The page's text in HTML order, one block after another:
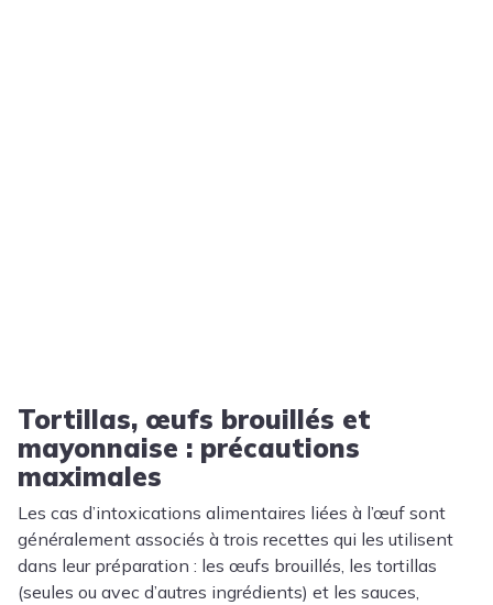
Tortillas, œufs brouillés et
mayonnaise : précautions
maximales
Les cas d’intoxications alimentaires liées à l’œuf sont
généralement associés à trois recettes qui les utilisent
dans leur préparation : les œufs brouillés, les tortillas
(seules ou avec d’autres ingrédients) et les sauces,